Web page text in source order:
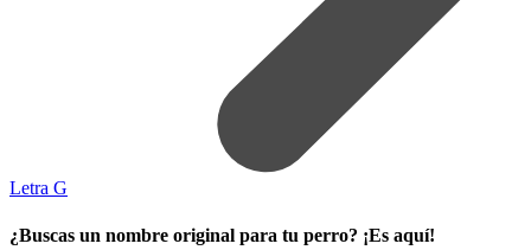
Letra G
¿Buscas un nombre original para tu perro? ¡Es aquí!